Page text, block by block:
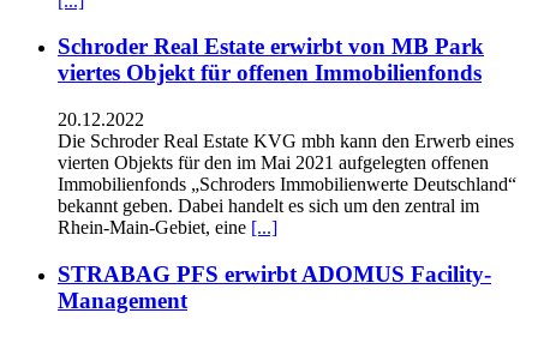
Schroder Real Estate erwirbt von MB Park
viertes Objekt für offenen Immobilienfonds
20.12.2022
Die Schroder Real Estate KVG mbh kann den Erwerb eines
vierten Objekts für den im Mai 2021 aufgelegten offenen
Immobilienfonds „Schroders Immobilienwerte Deutschland“
bekannt geben. Dabei handelt es sich um den zentral im
Rhein-Main-Gebiet, eine [...]
STRABAG PFS erwirbt ADOMUS Facility-
Management